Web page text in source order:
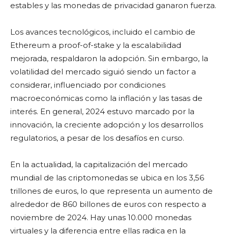
estables y las monedas de privacidad ganaron fuerza.
Los avances tecnológicos, incluido el cambio de
Ethereum a proof-of-stake y la escalabilidad
mejorada, respaldaron la adopción. Sin embargo, la
volatilidad del mercado siguió siendo un factor a
considerar, influenciado por condiciones
macroeconómicas como la inflación y las tasas de
interés. En general, 2024 estuvo marcado por la
innovación, la creciente adopción y los desarrollos
regulatorios, a pesar de los desafíos en curso.
En la actualidad, la capitalización del mercado
mundial de las criptomonedas se ubica en los 3,56
trillones de euros, lo que representa un aumento de
alrededor de 860 billones de euros con respecto a
noviembre de 2024. Hay unas 10.000 monedas
virtuales y la diferencia entre ellas radica en la